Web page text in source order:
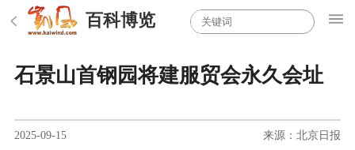
百科博览
石景山首钢园将建服贸会永久会址
2025-09-15 来源：北京日报